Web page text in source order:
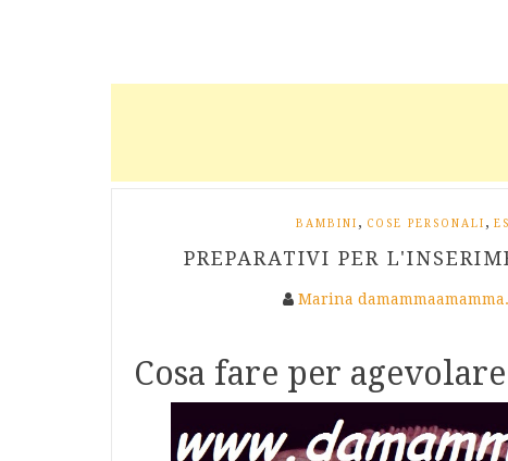
BAMBINI , COSE PERSONALI ,
PREPARATIVI PER
Marina
Cosa fare per